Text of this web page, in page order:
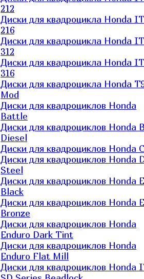
212
Диски для квадроцикла Honda
216
Диски для квадроцикла Honda
312
Диски для квадроцикла Honda
316
Диски для квадроцикла Honda
Mod
Диски для квадроциклов Honda
Battle
Диски для квадроциклов Honda
Diesel
Диски для квадроциклов Honda
Диски для квадроциклов Honda
Steel
Диски для квадроциклов Honda
Black
Диски для квадроциклов Honda
Bronze
Диски для квадроциклов Honda
Enduro Dark Tint
Диски для квадроциклов Honda
Enduro Flat Mill
Диски для квадроциклов Honda